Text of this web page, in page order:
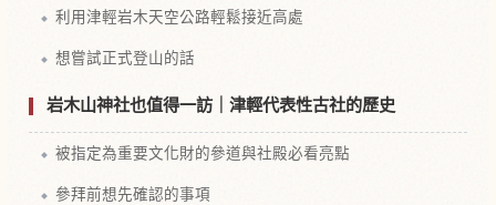
利用津輕岩木天空公路輕鬆接近高處
想嘗試正式登山的話
岩木山神社也值得一訪｜津輕代表性古社的歷史
被指定為重要文化財的參道與社殿必看亮點
參拜前想先確認的事項